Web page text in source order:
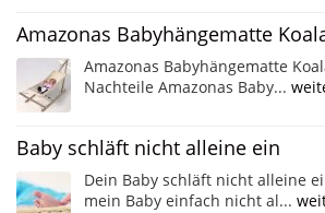
Amazonas Babyhängematte
Amazonas Babyhängematte
Nachteile Amazonas Baby...
Baby schläft nicht alleine ein
Dein Baby schläft nicht alleine
mein Baby einfach nicht al...